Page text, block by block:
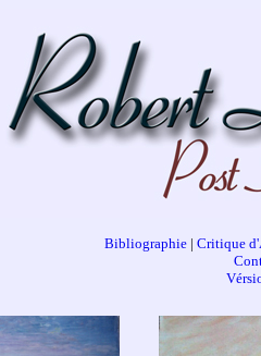
Bibliographie| Critique